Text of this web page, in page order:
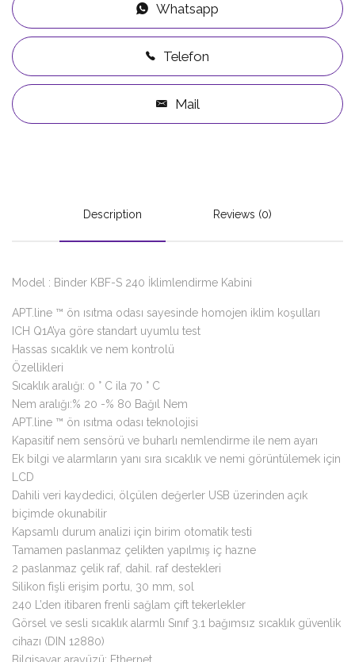
Whatsapp
Telefon
Mail
Description Reviews (0)
Model : Binder KBF-S 240 İklimlendirme Kabini
APT.line ™ ön ısıtma odası sayesinde homojen iklim koşulları
ICH Q1A’ya göre standart uyumlu test
Hassas sıcaklık ve nem kontrolü
Özellikleri
Sıcaklık aralığı: 0 ° C ila 70 ° C
Nem aralığı:% 20 -% 80 Bağıl Nem
APT.line ™ ön ısıtma odası teknolojisi
Kapasitif nem sensörü ve buharlı nemlendirme ile nem ayarı
Ek bilgi ve alarmların yanı sıra sıcaklık ve nemi görüntülemek için
LCD
Dahili veri kaydedici, ölçülen değerler USB üzerinden açık
biçimde okunabilir
Kapsamlı durum analizi için birim otomatik testi
Tamamen paslanmaz çelikten yapılmış iç hazne
2 paslanmaz çelik raf, dahil. raf destekleri
Silikon fişli erişim portu, 30 mm, sol
240 L’den itibaren frenli sağlam çift tekerlekler
Görsel ve sesli sıcaklık alarmlı Sınıf 3.1 bağımsız sıcaklık güvenlik
cihazı (DIN 12880)